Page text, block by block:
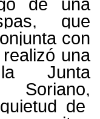
de una
que
con
una
Junta
Soriano,
de